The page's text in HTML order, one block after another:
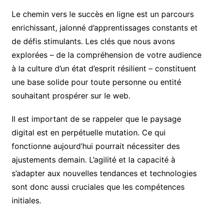
Le chemin vers le succès en ligne est un parcours
enrichissant, jalonné d’apprentissages constants et
de défis stimulants. Les clés que nous avons
explorées – de la compréhension de votre audience
à la culture d’un état d’esprit résilient – constituent
une base solide pour toute personne ou entité
souhaitant prospérer sur le web.
Il est important de se rappeler que le paysage
digital est en perpétuelle mutation. Ce qui
fonctionne aujourd’hui pourrait nécessiter des
ajustements demain. L’agilité et la capacité à
s’adapter aux nouvelles tendances et technologies
sont donc aussi cruciales que les compétences
initiales.